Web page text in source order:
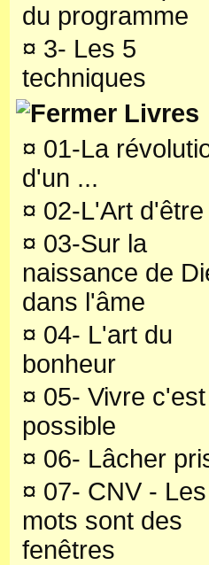
du programme
¤ 3- Les 5
techniques
Livres
¤ 01-La
d'un ...
¤ 02-L'Art d'être
¤ 03-Sur la
naissance de
dans l'âme
¤ 04- L'art du
bonheur
¤ 05- Vivre c'est
possible
¤ 06- Lâcher
¤ 07- CNV - Les
mots sont des
fenêtres